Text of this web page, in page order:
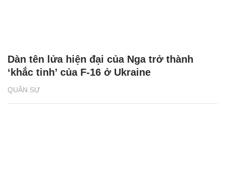
QUÂN SỰ
Dàn tên lửa hiện đại của Nga trở thành
‘khắc tinh’ của F-16 ở Ukraine